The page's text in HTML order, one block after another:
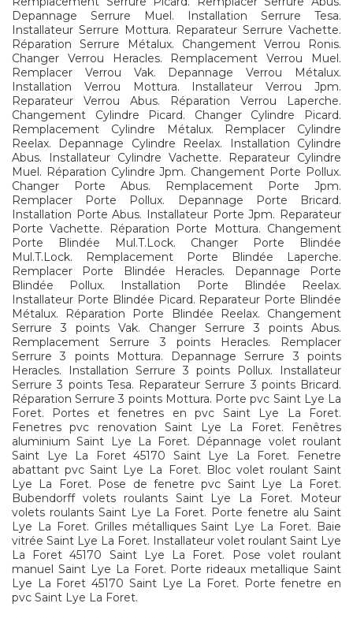
Depannage Serrure Muel. Installation Serrure Tesa.
Installateur Serrure Mottura. Reparateur Serrure Vachette.
Réparation Serrure Métalux. Changement Verrou Ronis.
Changer Verrou Heracles. Remplacement Verrou Muel.
Remplacer Verrou Vak. Depannage Verrou Métalux.
Installation Verrou Mottura. Installateur Verrou Jpm.
Reparateur Verrou Abus. Réparation Verrou Laperche.
Changement Cylindre Picard. Changer Cylindre Picard.
Remplacement Cylindre Métalux. Remplacer Cylindre
Reelax. Depannage Cylindre Reelax. Installation Cylindre
Abus. Installateur Cylindre Vachette. Reparateur Cylindre
Muel. Réparation Cylindre Jpm. Changement Porte Pollux.
Changer Porte Abus. Remplacement Porte Jpm.
Remplacer Porte Pollux. Depannage Porte Bricard.
Installation Porte Abus. Installateur Porte Jpm. Reparateur
Porte Vachette. Réparation Porte Mottura. Changement
Porte Blindée Mul.T.Lock. Changer Porte Blindée
Mul.T.Lock. Remplacement Porte Blindée Laperche.
Remplacer Porte Blindée Heracles. Depannage Porte
Blindée Pollux. Installation Porte Blindée Reelax.
Installateur Porte Blindée Picard. Reparateur Porte Blindée
Métalux. Réparation Porte Blindée Reelax. Changement
Serrure 3 points Vak. Changer Serrure 3 points Abus.
Remplacement Serrure 3 points Heracles. Remplacer
Serrure 3 points Mottura. Depannage Serrure 3 points
Heracles. Installation Serrure 3 points Pollux. Installateur
Serrure 3 points Tesa. Reparateur Serrure 3 points Bricard.
Réparation Serrure 3 points Mottura. Porte pvc Saint Lye La
Foret. Portes et fenetres en pvc Saint Lye La Foret.
Fenetres pvc renovation Saint Lye La Foret. Fenêtres
aluminium Saint Lye La Foret. Dépannage volet roulant
Saint Lye La Foret 45170 Saint Lye La Foret. Fenetre
abattant pvc Saint Lye La Foret. Bloc volet roulant Saint
Lye La Foret. Pose de fenetre pvc Saint Lye La Foret.
Bubendorff volets roulants Saint Lye La Foret. Moteur
volets roulants Saint Lye La Foret. Porte fenetre alu Saint
Lye La Foret. Grilles métalliques Saint Lye La Foret. Baie
vitrée Saint Lye La Foret. Installateur volet roulant Saint Lye
La Foret 45170 Saint Lye La Foret. Pose volet roulant
manuel Saint Lye La Foret. Porte rideaux metallique Saint
Lye La Foret 45170 Saint Lye La Foret. Porte fenetre en
pvc Saint Lye La Foret.